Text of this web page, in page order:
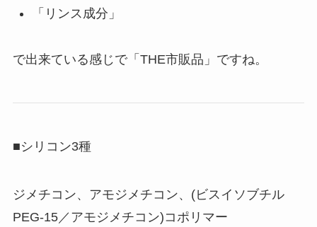
「リンス成分」
で出来ている感じで「THE市販品」ですね。
■シリコン3種
ジメチコン、アモジメチコン、(ビスイソブチル
PEG-15／アモジメチコン)コポリマー